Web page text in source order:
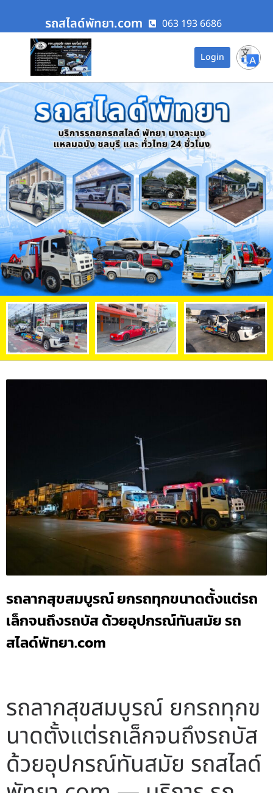
รถสไลด์พัทยา.com 063 193 6686
Login
รถลากสุขสมบูรณ์ ยกรถทุกขนาดตั้งแต่รถ
เล็กจนถึงรถบัส ด้วยอุปกรณ์ทันสมัย รถ
สไลด์พัทยา.com
รถลากสุขสมบูรณ์ ยกรถทุกข
นาดตั้งแต่รถเล็กจนถึงรถบัส
ด้วยอุปกรณ์ทันสมัย รถสไลด์